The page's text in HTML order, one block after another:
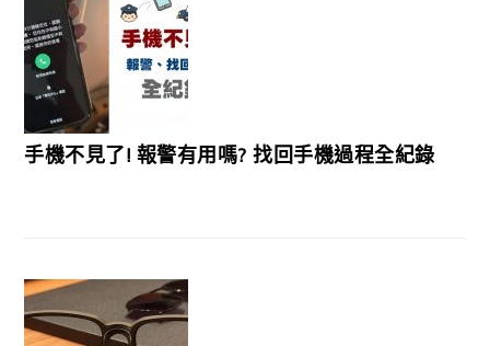
手機不見了! 報警有用嗎? 找回手機過程全紀錄